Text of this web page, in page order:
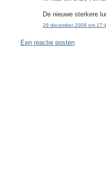
De nieuwe sterkere
29 december 2009 om
Een reactie posten